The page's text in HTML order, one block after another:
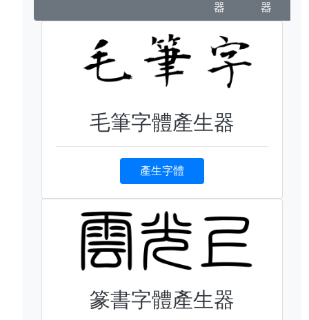
器
器
毛筆字體產生器
產生字體
篆書字體產生器